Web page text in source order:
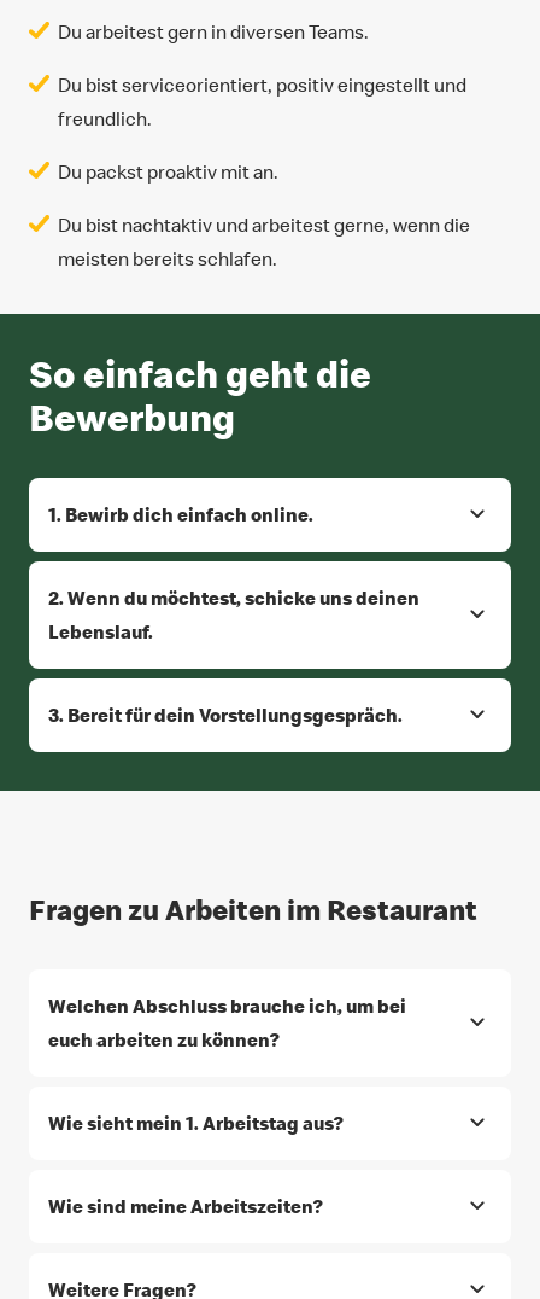
Du arbeitest gern in diversen Teams.
Du bist serviceorientiert, positiv eingestellt und
freundlich.
Du packst proaktiv mit an.
Du bist nachtaktiv und arbeitest gerne, wenn die
meisten bereits schlafen.
So einfach geht die
Bewerbung
1. Bewirb dich einfach online.
2. Wenn du möchtest, schicke uns deinen
Lebenslauf.
3. Bereit für dein Vorstellungsgespräch.
Fragen zu Arbeiten im Restaurant
Welchen Abschluss brauche ich, um bei
euch arbeiten zu können?
Wie sieht mein 1. Arbeitstag aus?
Wie sind meine Arbeitszeiten?
Weitere Fragen?